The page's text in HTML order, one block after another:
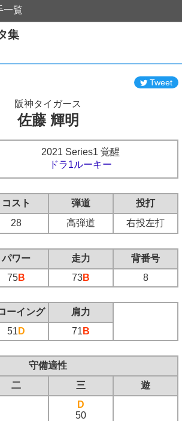
一覧
集
Tweet
阪神タイガース
佐藤 輝明
2021 Series1 覚醒
ドラ1ルーキー
コスト 弾道
投打
28 高弾道 右投左打
パワー 走力
背番号
75B 73B 8
ーイング
肩力
51 D 71 B
守備適性
二 三
遊
D
50